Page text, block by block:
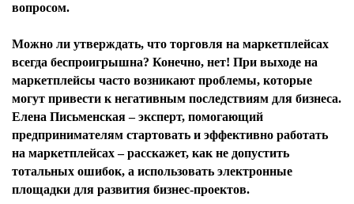
вопросом.
Можно ли утверждать, что торговля на маркетплейсах
всегда беспроигрышна? Конечно, нет! При выходе на
маркетплейсы часто возникают проблемы, которые
могут привести к негативным последствиям для бизнеса.
Елена Письменская – эксперт, помогающий
предпринимателям стартовать и эффективно работать
на маркетплейсах – расскажет, как не допустить
тотальных ошибок, а использовать электронные
площадки для развития бизнес-проектов.